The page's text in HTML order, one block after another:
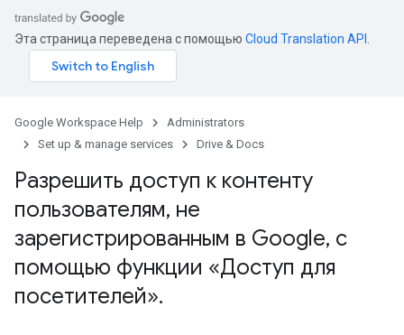
Эта страница переведена с помощью Cloud Translation API
Google Workspace Help
Administrators
Set up & manage services
Drive & Docs
Разрешить доступ к контенту
пользователям, не
зарегистрированным в Google, с
помощью функции «Доступ для
посетителей».